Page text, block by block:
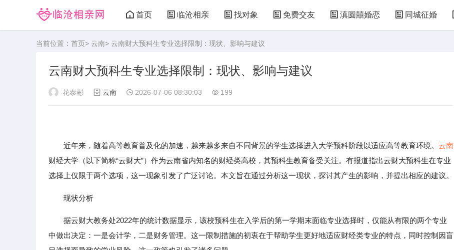
首页 临沧相亲 找对象 免费交友 滇圆囍婚恋 同城征婚
当前位置： 首页> 云南> 云南财大预科生专业选择限制：现状、影响与建议
云南财大预科生专业选择限制：现状、影响与建议
花泰彬 云南 2026-07-06 08:30:03 199
近年来，随着高等教育普及化的加速，越来越多来自不同背景的学生选择进入大学预科阶段以适应高等教育环境。 云南
财经大学（以下简称“云财大”）作为云南省内知名的财经类高校，其预科生教育备受关注。有报道指出云财大预科生在专业
选择上仅限于两个选项，这一现象引发了广泛讨论。本文旨在通过分析这一现状，探讨其产生的影响，并提出相应的建议。
现状分析
据云财大教务处2022年的统计数据显示，该校预科生在入学后的第一学期末面临专业选择时，仅能从有限的两个专业
中做出决定：一是会计学，二是财务管理。这一限制措施的初衷在于帮助学生更好地适应财经类专业的特点，同时控制因盲